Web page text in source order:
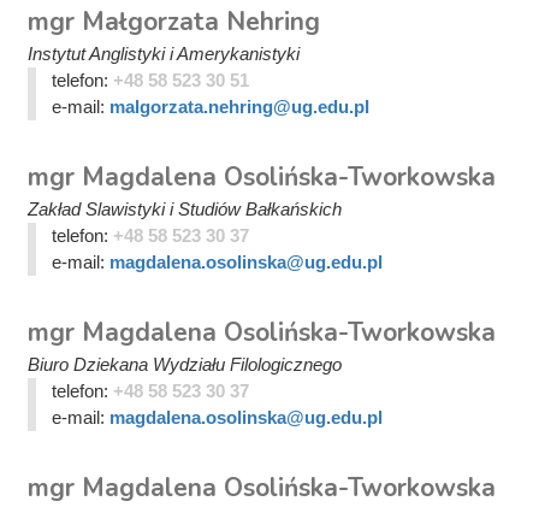
mgr Małgorzata Nehring
Instytut Anglistyki i Amerykanistyki
telefon: +48 58 523 30 51
e-mail: malgorzata.nehring@ug.edu.pl
mgr Magdalena Osolińska-Tworkowska
Zakład Slawistyki i Studiów Bałkańskich
telefon: +48 58 523 30 37
e-mail: magdalena.osolinska@ug.edu.pl
mgr Magdalena Osolińska-Tworkowska
Biuro Dziekana Wydziału Filologicznego
telefon: +48 58 523 30 37
e-mail: magdalena.osolinska@ug.edu.pl
mgr Magdalena Osolińska-Tworkowska